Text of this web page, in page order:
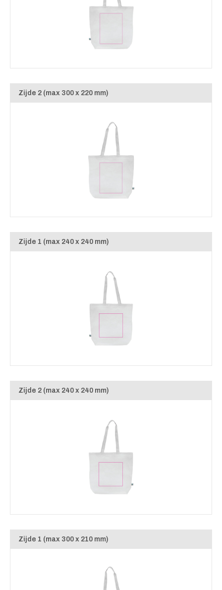
Zijde 2 (max 300 x 220 mm)
Zijde 1 (max 240 x 240 mm)
Zijde 2 (max 240 x 240 mm)
Zijde 1 (max 300 x 210 mm)